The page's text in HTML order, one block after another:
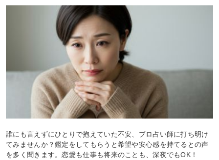
誰にも言えずにひとりで抱えていた不安、プロ占い師に打ち明け
てみませんか？鑑定をしてもらうと希望や安心感を持てるとの声
を多く聞きます。恋愛も仕事も将来のことも、深夜でもOK！